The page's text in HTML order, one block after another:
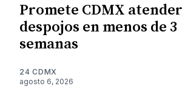
Promete CDMX atender
despojos en menos de 3
semanas
24 CDMX
agosto 6, 2026